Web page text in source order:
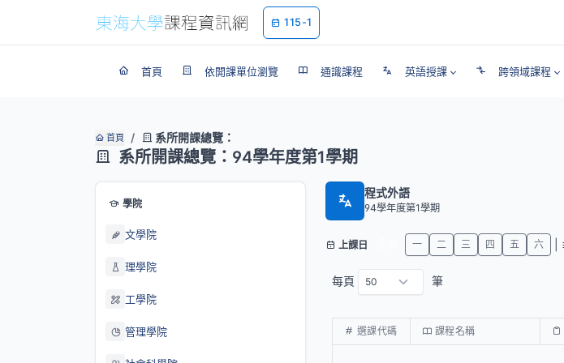
115-1
首頁 依開課單位瀏覽 通識課程 英語授課 跨領域課程
首頁 系所開課總覽：
系所開課總覽：94學年度第1學期
學院
文學院
理學院
工學院
管理學院
程式外語
94學年度第1學期
上課日 一 二 三 四 五 六
每頁 筆
選課代碼 課程名稱